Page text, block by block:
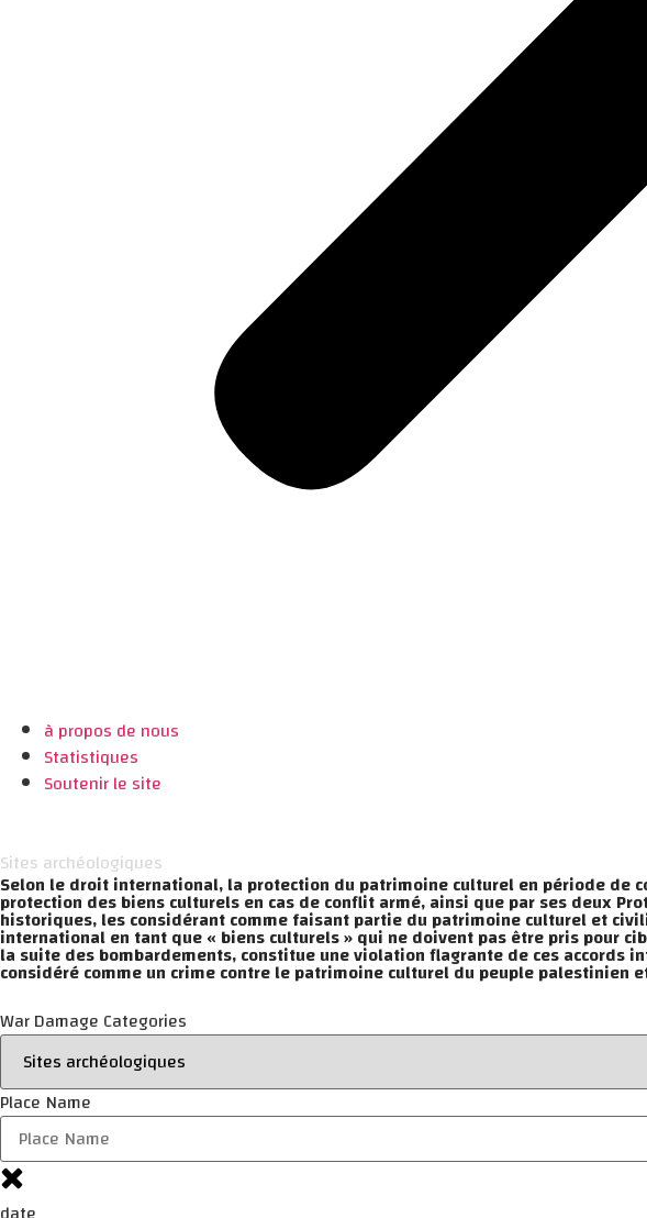
à propos de nous
Statistiques
Soutenir le site
Sites archéologiques
Selon le droit international, la protection du patrimoine culturel en période de
protection des biens culturels en cas de conflit armé, ainsi que par ses deux
historiques, les considérant comme faisant partie du patrimoine culturel et
international en tant que « biens culturels » qui ne doivent pas être pris pour
la suite des bombardements, constitue une violation flagrante de ces
considéré comme un crime contre le patrimoine culturel du peuple
War Damage Categories
Place Name